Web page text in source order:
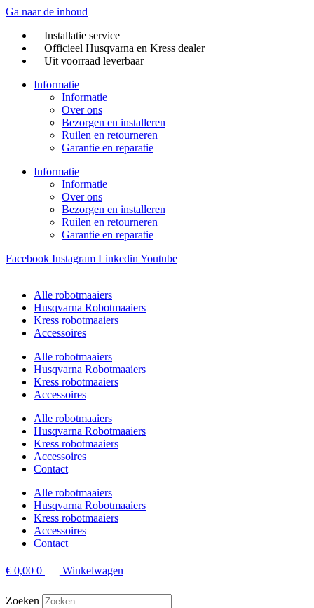
Ga naar de inhoud
Installatie service
Officieel Husqvarna en Kress dealer
Uit voorraad leverbaar
Informatie
Informatie
Over ons
Bezorgen en installeren
Ruilen en retourneren
Garantie en reparatie
Informatie
Informatie
Over ons
Bezorgen en installeren
Ruilen en retourneren
Garantie en reparatie
Facebook Instagram Linkedin Youtube
Alle robotmaaiers
Husqvarna Robotmaaiers
Kress robotmaaiers
Accessoires
Alle robotmaaiers
Husqvarna Robotmaaiers
Kress robotmaaiers
Accessoires
Alle robotmaaiers
Husqvarna Robotmaaiers
Kress robotmaaiers
Accessoires
Contact
Alle robotmaaiers
Husqvarna Robotmaaiers
Kress robotmaaiers
Accessoires
Contact
€ 0,00 0 Winkelwagen
Zoeken